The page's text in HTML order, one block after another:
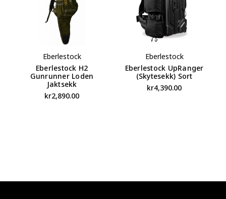
Eberlestock
Eberlestock H2
Gunrunner Loden
Jaktsekk
kr2,890.00
Eberlestock
Eberlestock UpRanger
(skytesekk) Sort
kr4,390.00